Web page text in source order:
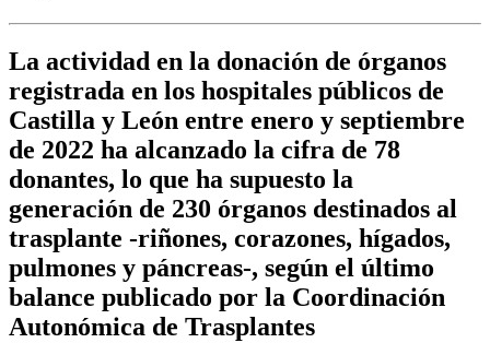
La actividad en la donación de órganos
registrada en los hospitales públicos de
Castilla y León entre enero y septiembre
de 2022 ha alcanzado la cifra de 78
donantes, lo que ha supuesto la
generación de 230 órganos destinados al
trasplante -riñones, corazones, hígados,
pulmones y páncreas-, según el último
balance publicado por la Coordinación
Autonómica de Trasplantes